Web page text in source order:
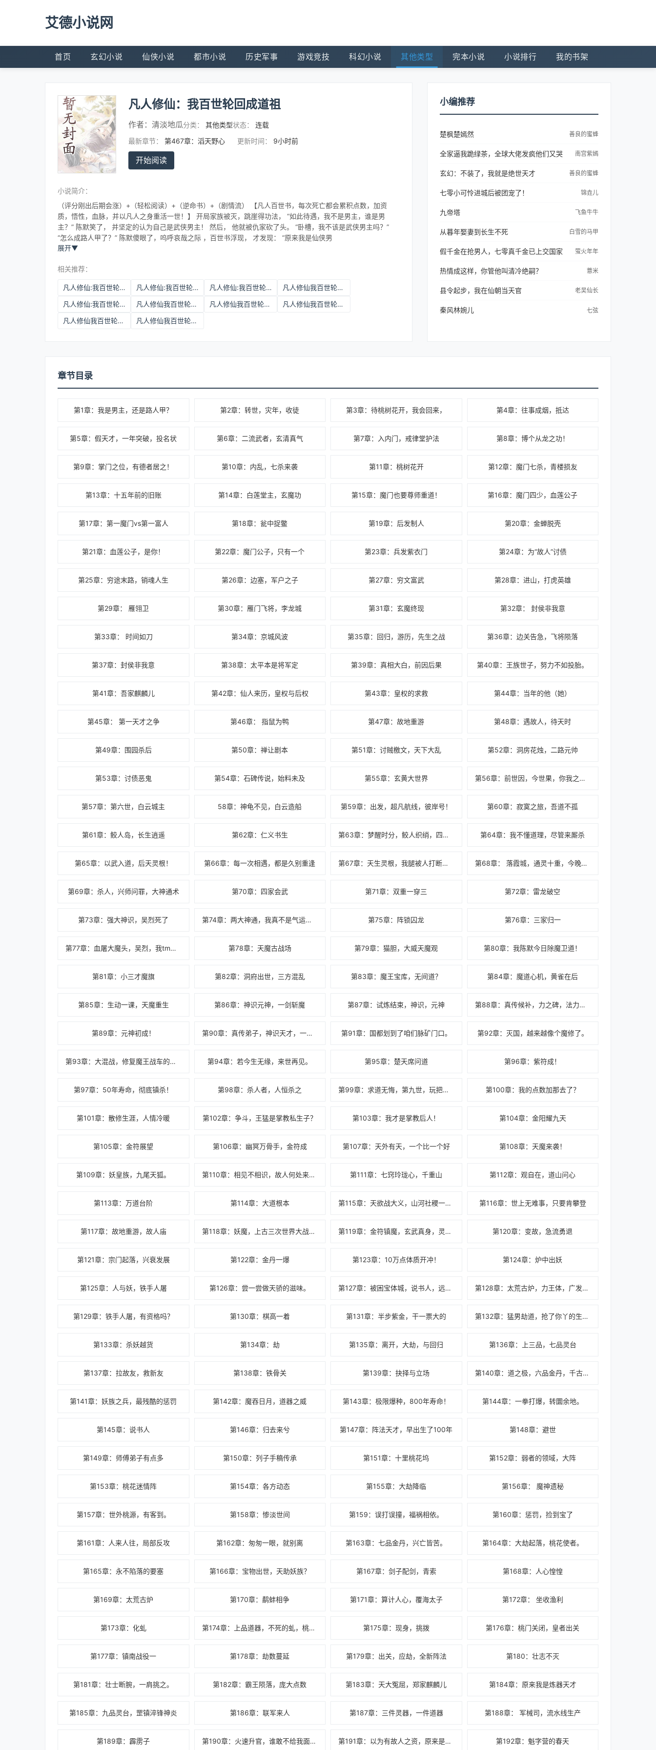
艾德小说网
首页 玄幻小说 仙侠小说 都市小说 历史军事 游戏竞技 科幻小说 其他类型 完本小说 小说排行 我的书架
凡人修仙：我百世轮回成道祖
作者： 清淡地瓜分类： 其他类型状态：
连载
最新章节：
第467章：滔天野心 更新时间： 9小时前
开始阅读
小说简介：
（评分刚出后期会涨）+（轻松阅读）+（逆命书）+（剧情流） 【凡人百世书，每次死亡都会累积点数，加资
质，悟性，血脉，并以凡人之身重活一世！】 开局家族被灭，跳崖得功法， “如此待遇，我不是男主，谁是男
主？” 陈默笑了， 并坚定的认为自己是武侠男主！ 然后， 他就被仇家砍了头。 “卧槽，我不该是武侠男主吗？”
“怎么成路人甲了？” 陈默傻眼了，呜呼哀哉之际 ，百世书浮现， 才发现： “原来我是仙侠男
展开▼
相关推荐：
凡人修仙:我百世轮回成道祖下载 凡人修仙:我百世轮回成道祖百科 凡人修仙:我百世轮回成道祖百度百科
凡人修仙我百世轮回成道祖清淡地瓜
凡人修仙:我百世轮回成道祖TXT下载
凡人修仙我百世轮回成道祖免费阅读 凡人修仙我百世轮回成道祖 陈默
凡人修仙我百世轮回成道祖小说
凡人修仙我百世轮回成道祖小说下载
凡人修仙我百世轮回成道祖下载
小编推荐
楚枫楚嫣然 善良的蜜蜂
全家逼我跪绿茶，全球大佬发疯他们又哭 南宫紫嫣
玄幻：不装了，我就是绝世天才 善良的蜜蜂
七零小可怜进城后被团宠了！ 锦垚儿
九帝塔 飞鱼牛牛
从暮年娶妻到长生不死 白雪的马甲
假千金在抢男人，七零真千金已上交国家 萤火年年
热情成这样，你管他叫清冷绝嗣？ 薏米
县令起步，我在仙朝当天官 老吴仙长
秦风林婉儿 七弦
章节目录
第1章：我是男主，还是路人甲？ 第2章：转世，灾年，收徒 第3章：待桃树花开，我会回来， 第4章：往事成烟，抵达
第5章：假天才，一年突破，投名状 第6章：二流武者，玄清真气 第7章：入内门，戒律堂护法 第8章：博个从龙之功！
第9章：掌门之位，有德者居之！ 第10章：内乱，七杀来袭 第11章：桃树花开 第12章：魔门七杀，青楼损友
第13章：十五年前的旧账 第14章：白莲堂主，玄魔功 第15章：魔门也要尊师重道！ 第16章：魔门四少，血莲公子
第17章：第一魔门vs第一富人 第18章：瓮中捉鳖 第19章：后发制人 第20章：金蝉脱壳
第21章：血莲公子，是你！ 第22章：魔门公子，只有一个 第23章：兵发紫衣门 第24章：为“故人”讨债
第25章：穷途末路，销魂人生 第26章：边塞，军户之子 第27章：穷文富武 第28章：进山，打虎英雄
第29章： 雁翎卫 第30章：雁门飞将，李龙城 第31章：玄魔终现 第32章： 封侯非我意
第33章： 时间如刀 第34章：京城风波 第35章：回归，游历，先生之战 第36章：边关告急，飞将陨落
第37章：封侯非我意 第38章：太平本是将军定 第39章：真相大白，前因后果 第40章：王族世子，努力不如投胎。
第41章：吾家麒麟儿 第42章：仙人来历，皇权与后权 第43章：皇权的求救 第44章：当年的他（她）
第45章： 第一天才之争 第46章： 指鼠为鸭 第47章：故地重游 第48章：遇故人，待天时
第49章：围园杀后 第50章：禅让剧本 第51章：讨贼檄文，天下大乱 第52章：洞房花烛，二路元帅
第53章：讨债恶鬼 第54章：石碑传说，始料未及 第55章：玄黄大世界 第56章：前世因，今世果，你我之间，恩怨两清。
第57章：第六世，白云城主 58章：神龟不见，白云造船 第59章：出发，超凡航线，彼岸号！ 第60章：寂寞之旅，吾道不孤
第61章：鲛人岛，长生逍遥 第62章：仁义书生 第63章：梦醒时分，鲛人织绡，四等人。 第64章：我不懂道理，尽管来厮杀
第65章：以武入道，后天灵根！ 第66章：每一次相遇，都是久别重逢 第67章：天生灵根，我腿被人打断了？ 第68章： 落霞城，通灵十重，今晚就行动
第69章：杀人，兴师问罪，大神通术 第70章：四家会武 第71章：双重一穿三 第72章：雷龙破空
第73章：强大神识，吴烈死了 第74章：两大神通，我真不是气运之子。 第75章：阵锁囚龙 第76章：三家归一
第77章：血屠大魔头，吴烈，我tm还是栽你手里 第78章：天魔古战场 第79章：猫胆，大威天魔观 第80章：我陈默今日除魔卫道！
第81章：小三才魔旗 第82章：洞府出世，三方混乱 第83章：魔王宝库，无间道？ 第84章：魔道心机，黄雀在后
第85章：生动一课，天魔重生 第86章：神识元神，一剑斩魔 第87章：试炼结束，神识，元神 第88章：真传候补，力之碑，法力厚度
第89章：元神初成！ 第90章：真传弟子，神识天才，一笑泯恩愁！ 第91章：国都划到了咱们脉矿门口。 第92章：灭国，越来越像个魔修了。
第93章：大混战，修复魔王战车的办法 第94章：若今生无缘，来世再见。 第95章：楚天席问道 第96章：紫符成！
第97章：50年寿命，彻底镇杀！ 第98章：杀人者，人恒杀之 第99章：求道无悔，第九世，玩把大的 第100章：我的点数加那去了？
第101章：散修生涯，人情冷暖 第102章：争斗，王猛是掌教私生子？ 第103章：我才是掌教后人！ 第104章：金阳耀九天
第105章：金符展望 第106章：幽冥万骨手，金符成 第107章：天外有天，一个比一个好 第108章：天魔来袭！
第109章：妖皇族，九尾天狐。 第110章：相见不相识，故人何处来去，何处来？ 第111章：七窍玲珑心，千重山 第112章：观自在，道山问心
第113章：万道台阶 第114章：大道根本 第115章：天欲战大义，山河社稷一春秋 第116章：世上无难事，只要肯攀登
第117章：故地重游，故人庙 第118章：妖魔，上古三次世界大战，圣子降临。 第119章：金符镇魔，玄武真身，灵台出。 第120章：变故，急流勇退
第121章：宗门起落，兴衰发展 第122章：金丹一爆 第123章：10万点体质开冲！ 第124章：炉中出妖
第125章：人与妖，铁手人屠 第126章：尝一尝做天骄的滋味。 第127章：被困宝体城，说书人，远古秘闻 第128章：太荒古炉，力王体，广发英雄帖！
第129章：铁手人屠，有资格吗？ 第130章：棋高一着 第131章：半步紫金，干一票大的 第132章：猛男劫道，抢了你丫的生辰纲
第133章：杀妖越货 第134章：劫 第135章：离开，大劫，与回归 第136章：上三品，七品灵台
第137章：拉故友，救新友 第138章：铁骨关 第139章：抉择与立场 第140章：道之极，六品金丹，千古金丹小巨头
第141章：妖族之兵，最残酷的惩罚 第142章：魔吞日月，道器之威 第143章：极限爆种，800年寿命！ 第144章：一拳打爆，转圜余地。
第145章：说书人 第146章：归去来兮 第147章：阵法天才，早出生了100年 第148章：避世
第149章：师傅弟子有点多 第150章：列子手稿传承 第151章：十里桃花坞 第152章：弱者的领域，大阵
第153章：桃花迷情阵 第154章：各方动态 第155章：大劫降临 第156章： 魔神遗秘
第157章：世外桃源，有客到。 第158章：惨淡世间 第159：误打误撞，福祸相依。 第160章：惩罚，捡到宝了
第161章：人来人往，局部反攻 第162章：匆匆一眼，就别离 第163章：七品金丹，兴亡皆苦。 第164章：大劫起落，桃花使者。
第165章：永不陷落的要塞 第166章：宝物出世，天助妖族？ 第167章：剑子配剑，青索 第168章：人心惶惶
第169章：太荒古炉 第170章：鹬蚌相争 第171章：算计人心，覆海太子 第172章： 坐收渔利
第173章：化虬 第174章：上品道器，不死的虬，桃花咒 第175章：现身，挑拨 第176章：桃门关闭，皇者出关
第177章：镇南战役一 第178章：劫数蔓延 第179章：出关，应劫，全新阵法 第180：壮志不灭
第181章：壮士断腕，一肩挑之。 第182章：霸王陨落，庞大点数 第183章：天大冤屈，郑家麒麟儿 第184章：原来我是炼器天才
第185章：九品灵台，罡镇淬锋神炎 第186章：联军来人 第187章：三件灵器，一件道器 第188章： 军械司，流水线生产
第189章：霹雳子 第190章：火速升官，谁敢不给我面子？ 第191章：以为有故人之资，原来是有故人之子！ 第192章：魁字营的春天